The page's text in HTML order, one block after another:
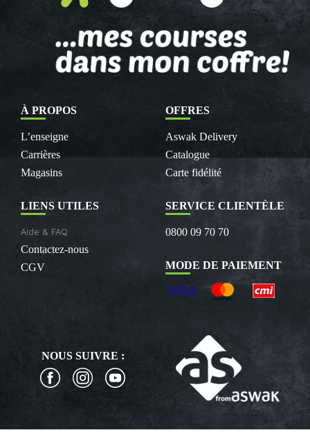
À PROPOS
L’enseigne
Carrières
Magasins
OFFRES
Aswak Delivery
Catalogue
Carte fidélité
LIENS UTILES
Aide & FAQ
Contactez-nous
CGV
SERVICE CLIENTÈLE
0800 09 70 70
MODE DE PAIEMENT
NOUS SUIVRE :